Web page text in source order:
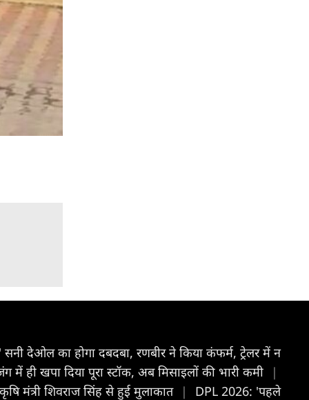
सनी देओल का होगा दबदबा, रणबीर ने किया कंफर्म, ट्रेलर में न
में ही खपा दिया पूरा स्टॉक, अब मिसाइलों की भारी कमी
|
मंत्री शिवराज सिंह से हुई मुलाकात |
DPL 2026: 'पहले